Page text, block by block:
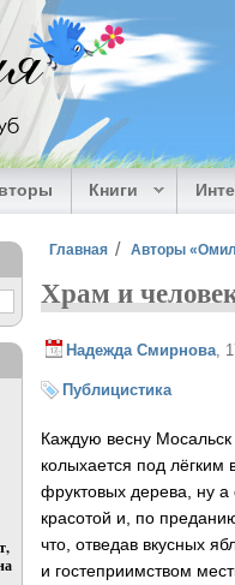
Книги
Вы здесь
Главная Авторы
Храм и
Надежда Смирнова ,
Публицистика
Каждую весну
колыхается под
фруктовых дерева, ну
красотой и, по
что, отведав вкусных
и гостеприимством